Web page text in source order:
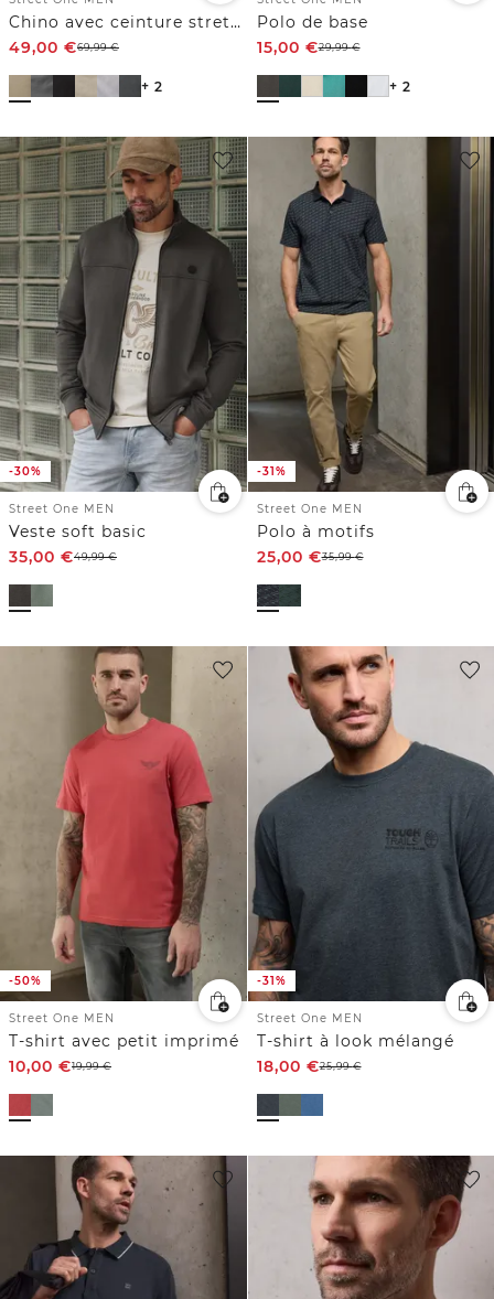
Chino avec ceinture stretch
49,00 €69,99€
+ 2
Polo de base
15,00 €29,99€
+ 2
-30%
Street One MEN
Veste soft basic
35,00 €49,99€
-31%
Street One MEN
Polo à motifs
25,00 €35,99€
-50%
Street One MEN
T-shirt avec petit imprimé
10,00 €19,99€
-31%
Street One MEN
T-shirt à look mélangé
18,00 €25,99€